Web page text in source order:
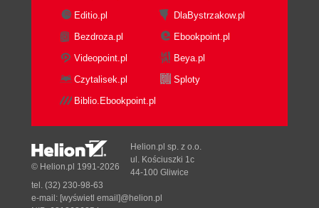
Editio.pl
DlaBystrzakow.pl
Bezdroza.pl
Ebookpoint.pl
Videopoint.pl
Beya.pl
Czytalisek.pl
Sploty
Biblio.Ebookpoint.pl
© Helion.pl 1991-2026
Helion.pl sp. z o.o.
ul. Kościuszki 1c
44-100 Gliwice
tel. (32) 230-98-63
e-mail: [wyświetl email]@helion.pl